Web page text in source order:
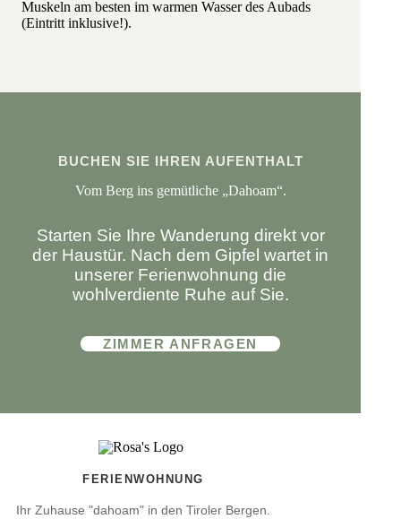
Muskeln am besten im warmen Wasser des Aubads
(Eintritt inklusive!).
BUCHEN SIE IHREN AUFENTHALT
Vom Berg ins gemütliche „Dahoam“.
Starten Sie Ihre Wanderung direkt vor
der Haustür. Nach dem Gipfel wartet in
unserer Ferienwohnung die
wohlverdiente Ruhe auf Sie.
ZIMMER ANFRAGEN
FERIENWOHNUNG
Ihr Zuhause "dahoam" in den Tiroler Bergen.